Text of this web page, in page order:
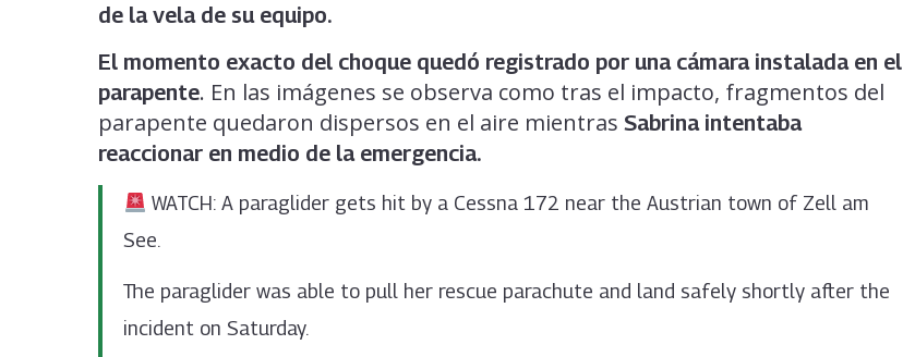
de la vela de su equipo.
El momento exacto del choque quedó registrado por una cámara instalada en el
parapente. En las imágenes se observa como tras el impacto, fragmentos del
parapente quedaron dispersos en el aire mientras Sabrina intentaba
reaccionar en medio de la emergencia.
WATCH: A paraglider gets hit by a Cessna 172 near the Austrian town of Zell am
See.
The paraglider was able to pull her rescue parachute and land safely shortly after the
incident on Saturday.